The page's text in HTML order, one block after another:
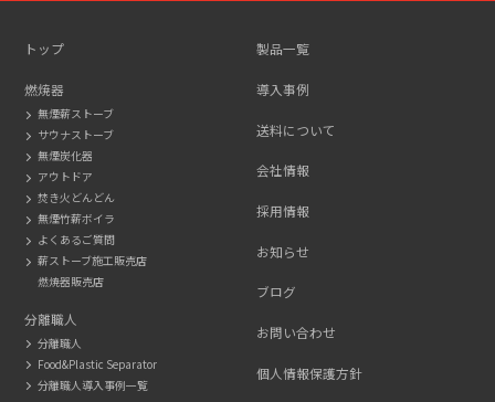
トップ
燃焼器
無煙薪ストーブ
サウナストーブ
無煙炭化器
アウトドア
焚き火どんどん
無煙竹薪ボイラ
よくあるご質問
薪ストーブ施工販売店
燃焼器販売店
分離職人
分離職人
Food&Plastic Separator
分離職人導入事例一覧
製品一覧
導入事例
送料について
会社情報
採用情報
お知らせ
ブログ
お問い合わせ
個人情報保護方針